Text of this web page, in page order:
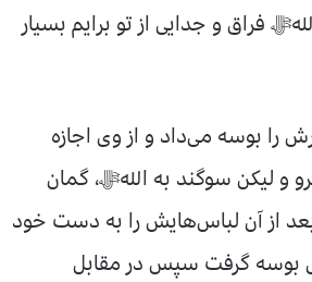
فراق و جدایی از تو برایم بسیار
را بوسه می‌داد و از وی اجازه
و لیكن سوگند به اللهﷻ، گمان
از آن لباس‌هایش را به دست خود
بوسه گرفت سپس در مقابل